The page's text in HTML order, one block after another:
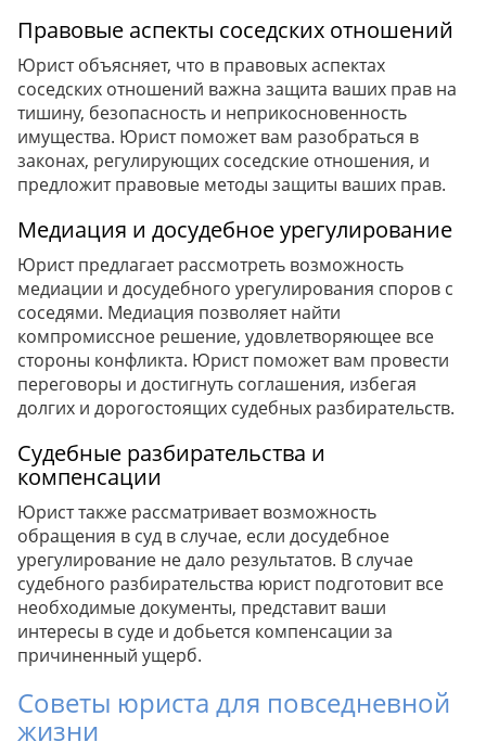
Правовые аспекты соседских отношений
Юрист объясняет, что в правовых аспектах
соседских отношений важна защита ваших прав на
тишину, безопасность и неприкосновенность
имущества. Юрист поможет вам разобраться в
законах, регулирующих соседские отношения, и
предложит правовые методы защиты ваших прав.
Медиация и досудебное урегулирование
Юрист предлагает рассмотреть возможность
медиации и досудебного урегулирования споров с
соседями. Медиация позволяет найти
компромиссное решение, удовлетворяющее все
стороны конфликта. Юрист поможет вам провести
переговоры и достигнуть соглашения, избегая
долгих и дорогостоящих судебных разбирательств.
Судебные разбирательства и
компенсации
Юрист также рассматривает возможность
обращения в суд в случае, если досудебное
урегулирование не дало результатов. В случае
судебного разбирательства юрист подготовит все
необходимые документы, представит ваши
интересы в суде и добьется компенсации за
причиненный ущерб.
Советы юриста для повседневной
жизни